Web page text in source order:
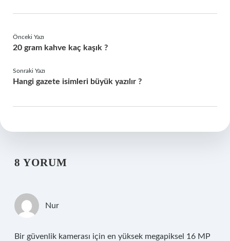
Önceki Yazı
20 gram kahve kaç kaşık ?
Sonraki Yazı
Hangi gazete isimleri büyük yazılır ?
8 YORUM
Nur
Bir güvenlik kamerası için en yüksek megapiksel 16 MP